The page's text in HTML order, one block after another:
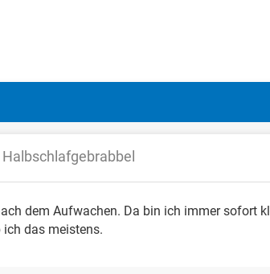
Halbschlafgebrabbel
dem Aufwachen. Da bin ich immer sofort
das meistens.